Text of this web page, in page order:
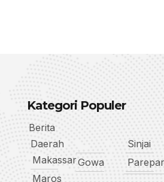
Kategori Populer
Berita
Daerah
Makassar
Maros
Gowa
Sinjai